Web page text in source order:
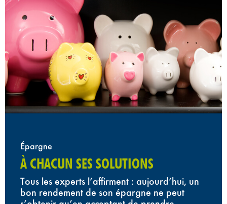
Épargne
À CHACUN SES SOLUTIONS
Tous les experts l’affirment : aujourd’hui, un
bon rendement de son épargne ne peut